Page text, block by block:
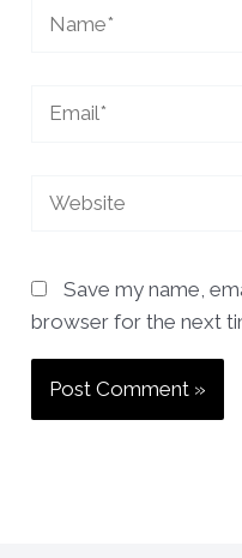
Email*
Save my name,
browser for the next